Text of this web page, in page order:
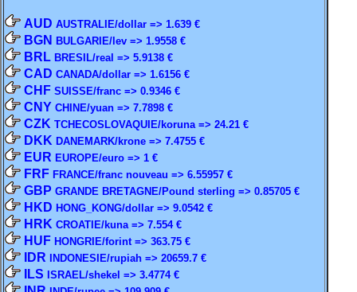
AUD AUSTRALIE/dollar => 1.639 €
BGN BULGARIE/lev => 1.9558 €
BRL BRESIL/real => 5.9138 €
CAD CANADA/dollar => 1.6156 €
CHF SUISSE/franc => 0.9346 €
CNY CHINE/yuan => 7.7898 €
CZK TCHECOSLOVAQUIE/koruna => 24.21 €
DKK DANEMARK/krone => 7.4755 €
EUR EUROPE/euro => 1 €
FRF FRANCE/franc nouveau => 6.55957 €
GBP GRANDE BRETAGNE/Pound sterling => 0.85705 €
HKD HONG_KONG/dollar => 9.0542 €
HRK CROATIE/kuna => 7.554 €
HUF HONGRIE/forint => 363.75 €
IDR INDONESIE/rupiah => 20659.7 €
ILS ISRAEL/shekel => 3.4774 €